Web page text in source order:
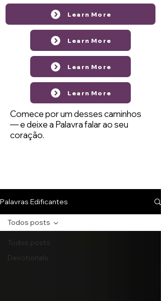
Learn More
Learn More
Learn More
Learn More
Comece por um desses caminhos
— e deixe a Palavra falar ao seu
coração.
Palavras Edificantes
Todos posts
Devotionals
Todos posts